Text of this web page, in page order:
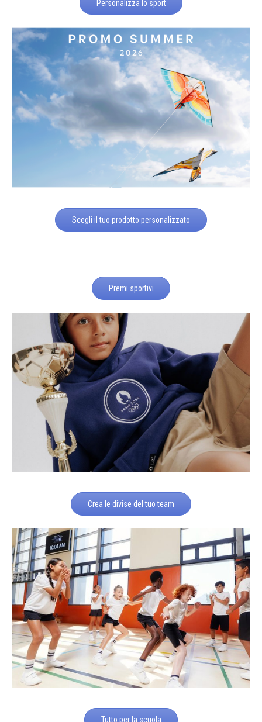
Personalizza lo sport
Scegli il tuo prodotto personalizzato
Premi sportivi
Crea le divise del tuo team
Tutto per la scuola